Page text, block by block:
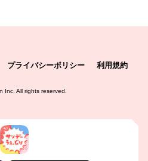
プライバシーポリシー 利用規約
Inc. All rights reserved.